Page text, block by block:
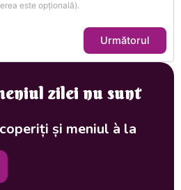
este opțională).
Următorul
zilei nu sunt
și meniul à la